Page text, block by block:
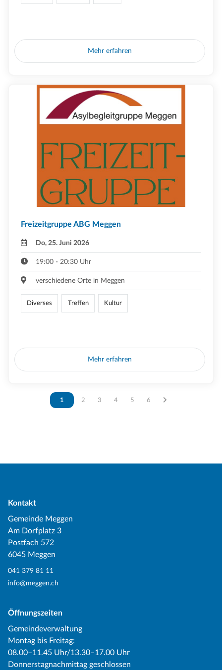
Mehr erfahren
Freizeitgruppe ABG Meggen
Do, 25. Juni 2026
19:00 - 20:30 Uhr
verschiedene Orte in Meggen
Diverses Treffen Kultur
Mehr erfahren
Vous êtes sur la page
1 Vous êtes sur la page
2 Vous êtes sur la page
3 Vous êtes sur la page
4 Vous êtes sur la page
5 Vous êtes sur la page
6
Kontakt
Gemeinde Meggen
Am Dorfplatz 3
Postfach 572
6045 Meggen
041 379 81 11
info@meggen.ch
Öffnungszeiten
Gemeindeverwaltung
Montag bis Freitag:
08.00–11.45 Uhr/13.30–17.00 Uhr
Donnerstagnachmittag geschlossen